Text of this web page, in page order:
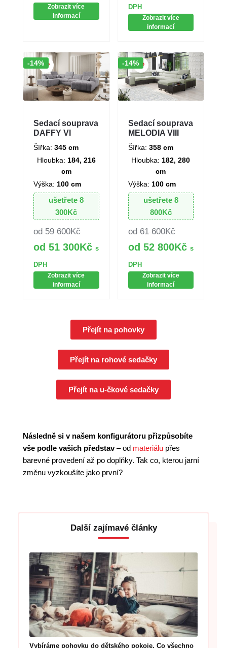
Zobrazit více
informací
DPH
Zobrazit více
informací
Sleva!
-14%
Sedací souprava
DAFFY VI
Šířka: 345 cm
Hloubka: 184, 216
cm
Výška: 100 cm
ušetřete8
300Kč
59 600Kč
51 300Kč s
DPH
Zobrazit více
informací
Sleva!
-14%
Sedací souprava
MELODIA VIII
Šířka: 358 cm
Hloubka: 182, 280
cm
Výška: 100 cm
ušetřete 8
800Kč
61 600Kč
52 800Kč s
DPH
Zobrazit více
informací
Přejít na pohovky
Přejít na rohové sedačky
Přejít na u-čkové sedačky
Následně si v našem konfigurátoru přizpůsobíte
vše podle vašich představ– od materiálu přes
barevné provedení až po doplňky. Tak co, kterou jarní
změnu vyzkoušíte jako první?
Další zajímavé články
Vybíráme pohovku do dětského pokoje. Co všechno